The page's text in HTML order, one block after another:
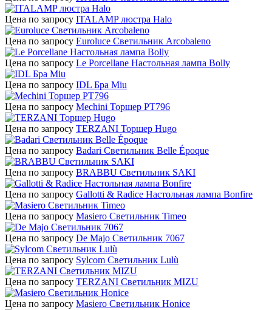
Цена по запросу ITALAMP люстра Halo
Цена по запросу Euroluce Светильник Arcobaleno
Цена по запросу Le Porcellane Настольная лампа Bolly
Цена по запросу IDL Бра Miu
Цена по запросу Mechini Торшер PT796
Цена по запросу TERZANI Торшер Hugo
Цена по запросу Badari Светильник Belle Époque
Цена по запросу BRABBU Светильник SAKI
Цена по запросу Gallotti & Radice Настольная лампа Bonfire
Цена по запросу Masiero Светильник Timeo
Цена по запросу De Majo Светильник 7067
Цена по запросу Sylcom Светильник Lulù
Цена по запросу TERZANI Светильник MIZU
Цена по запросу Masiero Светильник Honice